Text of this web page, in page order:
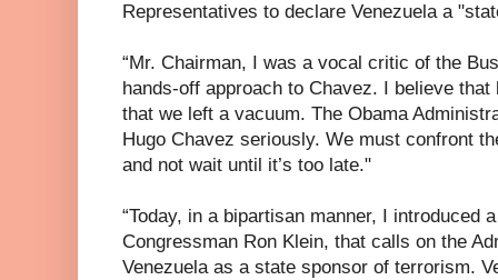
Representatives to declare Venezuela a
“Mr. Chairman, I was a vocal critic of the
hands-off approach to Chavez. I believe
that we left a vacuum. The Obama
Hugo Chavez seriously. We must confront
and not wait until it’s too late."
“Today, in a bipartisan manner, I introduced
Congressman Ron Klein, that calls on the
Venezuela as a state sponsor of terrorism.